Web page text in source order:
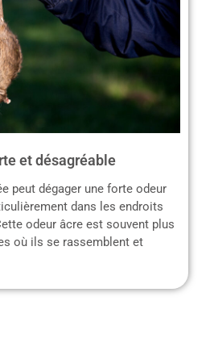
et désagréable
peut dégager une forte odeur
dans les endroits
odeur âcre est souvent plus
où ils se rassemblent et